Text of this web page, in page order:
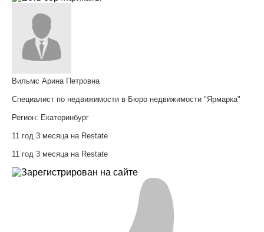
Вильмс Арина Петровна
Специалист по недвижимости в Бюро недвижимости "Ярмарка"
Регион: Екатеринбург
11 год 3 месяца на Restate
11 год 3 месяца на Restate